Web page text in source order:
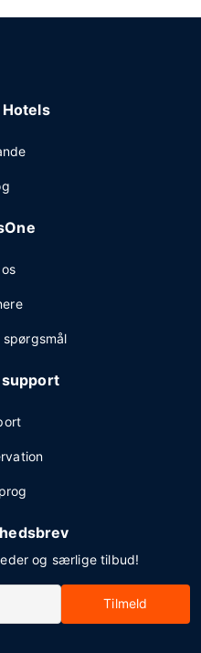
support
og særlige tilbud!
Tilmeld